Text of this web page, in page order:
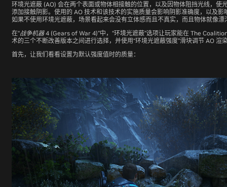
环境光遮蔽 (AO) 会在两个表面或物体相接触的位置，以及因物体阻挡光线，使
添加接触阴影。使用的 AO 技术和该技术的实施质量会影响阴影准确度，以及
如果不使用环境光遮蔽，场景看起来会没有立体感而且不真实，而且物体就像漂
在“战争机器4 (Gears of War 4)”中，“环境光遮蔽”选项让玩家能在 The
术的三个不断改善版本之间进行选择，并使用“环境光遮蔽强度”滑块调节 AO 渲
首先，让我们看看设置为默认强度值时的质量：